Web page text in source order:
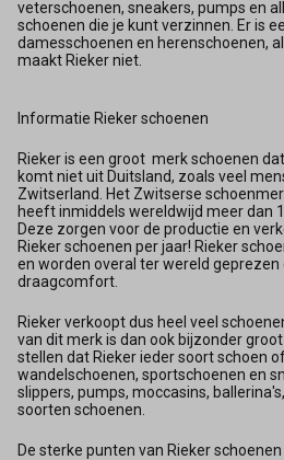
veterschoenen, sneakers, pumps en
schoenen die je kunt verzinnen. Er is
damesschoenen en herenschoenen,
maakt Rieker niet.
Informatie Rieker schoenen
Rieker is een groot merk schoenen
komt niet uit Duitsland, zoals veel
Zwitserland. Het Zwitserse
heeft inmiddels wereldwijd meer dan
Deze zorgen voor de productie en
Rieker schoenen per jaar! Rieker
en worden overal ter wereld geprezen
draagcomfort.
Rieker verkoopt dus heel veel
van dit merk is dan ook bijzonder
stellen dat Rieker ieder soort schoen
wandelschoenen, sportschoenen en
slippers, pumps, moccasins,
soorten schoenen.
De sterke punten van Rieker schoenen